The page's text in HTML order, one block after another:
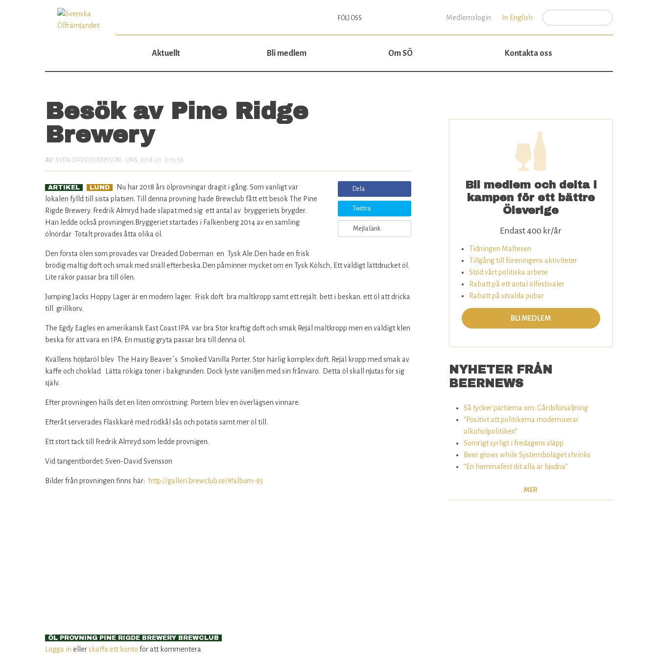
Sökformulär
Sök
In English
Medlemslogin
FÖLJ OSS
Aktuellt Bli medlem Om SÖ Kontakta oss
Besök av Pine Ridge
Brewery
SVEN-DAVID SVENSSON - ONS, 2018-01-31 15:56
ARTIKEL LUND Dela
Twittra
Mejla länk
Nu har 2018 års ölprovningar dragit i gång. Som vanligt var
lokalen fylld till sista platsen. Till denna provning hade Brewclub fått ett besök The Pine
Rigde Brewery. Fredrik Almryd hade släpat med sig ett antal av bryggeriets brygder.
Han ledde också provningen.Bryggeriet startades i Falkenberg 2014 av en samling
ölnördar Totalt provades åtta olika öl.
Den första ölen som provades var Dreaded Doberman en Tysk Ale.Den hade en frisk
brödig maltig doft och smak med snäll efterbeska.Den påminner mycket om en Tysk Kölsch, Ett väldigt lättdrucket öl.
Lite räkor passar bra till ölen.
Jumping Jacks Hoppy Lager är en modern lager. Frisk doft bra maltkropp samt ett rejält bett i beskan. ett öl att dricka
till grillkorv.
The Egdy Eagles en amerikansk East Coast IPA var bra Stor kraftig doft och smak Rejäl maltkropp men en väldigt klen
beska för att vara en IPA. En mustig gryta passar bra till denna öl.
Kvällens höjdaröl blev The Hairy Beaver´s Smoked Vanilla Porter. Stor härlig komplex doft. Rejäl kropp med smak av
kaffe och choklad Lätta rökiga toner i bakgrunden. Dock lyste vaniljen med sin frånvaro. Detta öl skall njutas för sig
själv.
Efter provningen hälls det en liten omröstning. Portern blev en överlägsen vinnare.
Efteråt serverades Fläskkarè med rödkål sås och potatis samt mer öl till.
Ett stort tack till Fredrik Almryd som ledde provnigen.
Vid tangentbordet: Sven-David Svensson
Bilder från provningen finns här: http://galleri.brewclub.se/#!album-93
ÖL PROVNING PINE RIGDE BREWERY BREWCLUB
Logga in ellerskaffa ett konto för att kommentera
Bli medlem och delta i
kampen för ett bättre
Ölsverige
Endast 400 kr/år
Tidningen Maltesen
Tillgång till föreningens aktiviteter
Stöd vårt politiska arbete
Rabatt på ett antal ölfestivaler
Rabatt på utvalda pubar
BLI MEDLEM
NYHETER FRÅN
BEERNEWS
Så tycker partierna om: Gårdsförsäljning
“Positivt att politikerna moderniserar
alkoholpolitiken”
Somrigt syrligt i fredagens släpp
Beer grows while Systembolaget shrinks
“En hemmafest dit alla är bjudna”
MER